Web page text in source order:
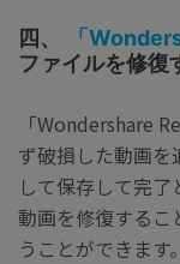
四、 「
ファイルを修復
「Wondershare
ず破損した動画
して保存して完
動画を修復するこ
うことができます。